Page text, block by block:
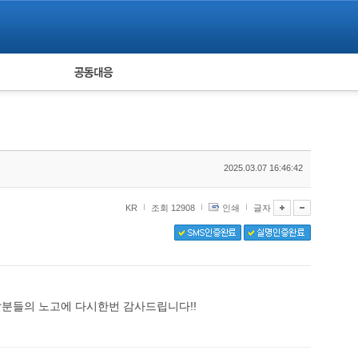
피해자 공동대응
2025.03.07 16:46:42
KR 조회 12908 인쇄 글자
들의 노고에 다시한번 감사드립니다!!